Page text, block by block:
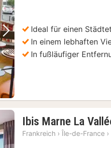
Nächstes Bild
Ideal für einen
In einem lebhaften
In fußläufiger
Ibis Marne La
Frankreich › Île-de-France ›